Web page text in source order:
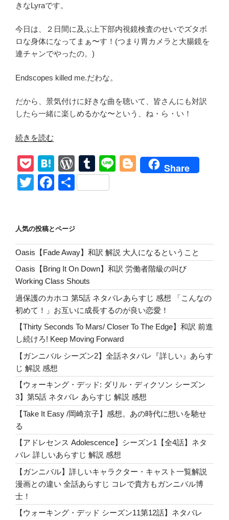
きなLyraです。
今日は、２日間に及ぶ上下部内視鏡検査のせいでズタボ
ロな身体になってまぁ〜す！(つまり胃カメラと大腸鏡を
連チャンでやったの。)
Endscopes killed me.だわな。
だから、景気付けに好きな曲を聴いて、皆さんにも対訳
したら一緒に楽しめるかな〜という、ね・ら・い！
“Kings
Leon【Use
Somebody】
和
上
下
部
内
視
鏡
を
た
か
ら…
元
気
に
な
り
た
い
か
ら
さ！”
の
続きを読む
P
o
ck
H
at
e
a
W
or
d
e
ss
T
u
m
Li
Bl
Share
T
er
F
e
b
o
o
k
共
人気の投稿とページ
Oasis【Fade Away】和訳 解説 大人になるということ
Oasis【Bring It On Down】和訳 労働者階級の叫び
Working Class Shouts
過保護のカホコ 第5話 ネタバレあらすじ 感想 「こんなの
初めて！」お互いに成長するのが良い恋愛！
【Thirty Seconds To Mars/ Closer To The Edge】和訳 前進
し続けろ! Keep Moving Forward
【ガンニバル シーズン2】全話ネタバレ『詳しい』あらす
じ 解説 感想
【ウォーキング・デッド: ダリル・ディクソン シーズン
3】第5話 ネタバレ あらすじ 解説 感想
【Take It Easy /岡崎京子】感想。あの時代に想いを馳せ
る
【アドレセンス Adolescence】シーズン1【全4話】ネタ
バレ 詳しいあらすじ 解説 感想
【ガンニバル】詳しいキャラクター・キャスト一覧解説
漫画との違い 全話あらすじ コレで貴方もガンニバル博
士！
【ウォーキング・デッド シーズン11第12話】ネタバレ